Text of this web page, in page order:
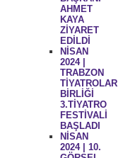
AHMET
KAYA
ZİYARET
EDİLDİ
NİSAN
2024 |
TRABZON
TİYATROLAR
BİRLİĞİ
3.TİYATRO
FESTİVALİ
BAŞLADI
NİSAN
2024 | 10.